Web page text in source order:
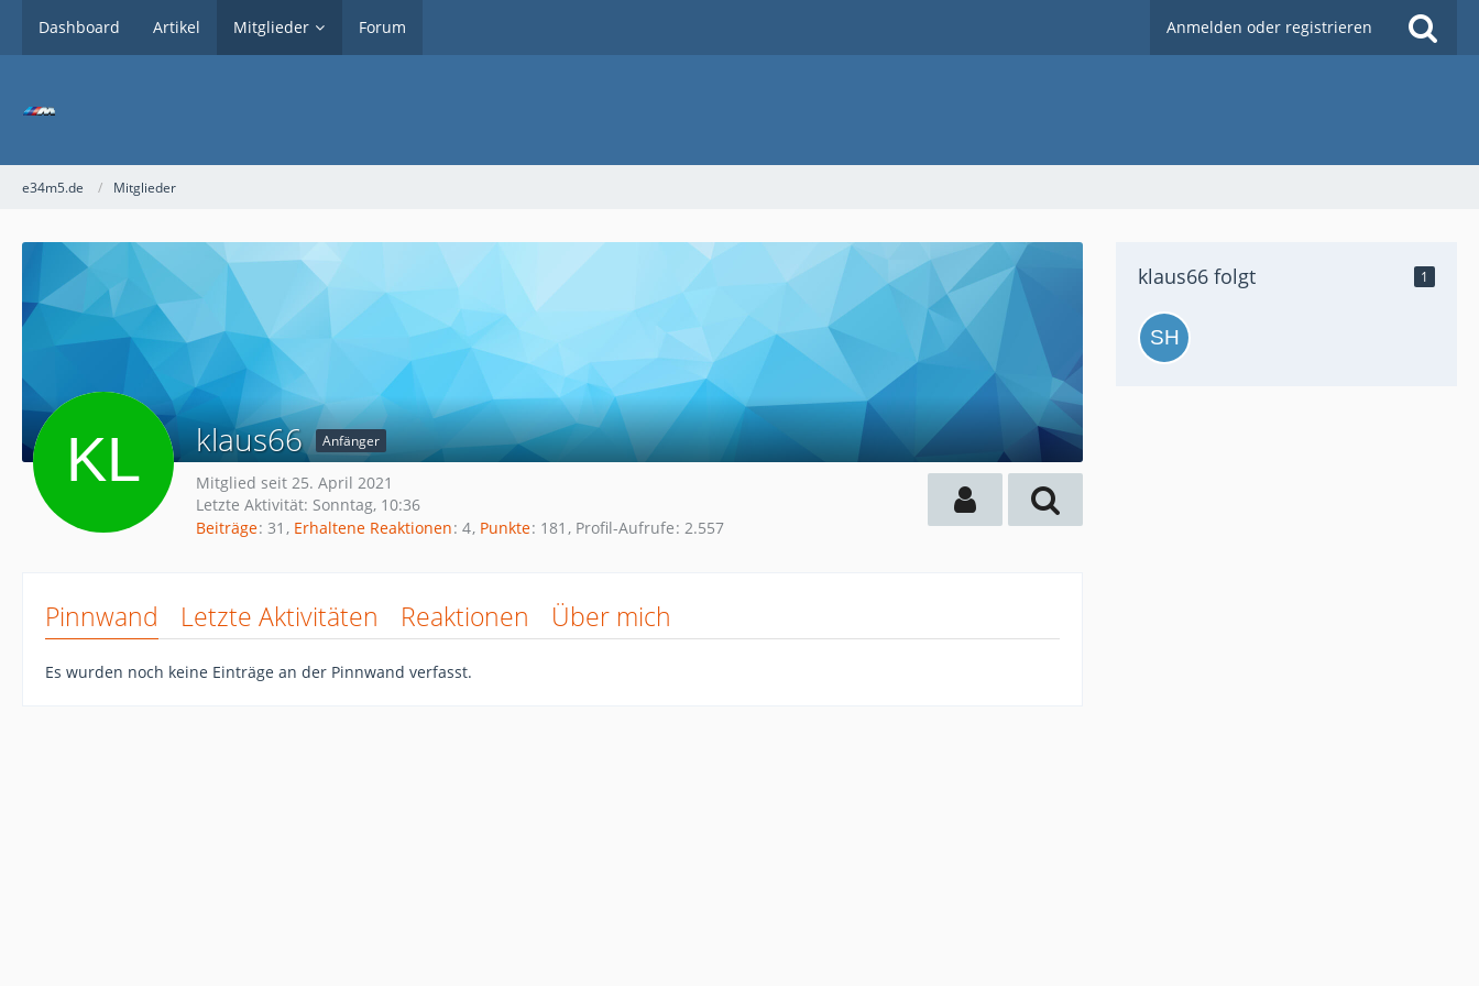
Dashboard Artikel Mitglieder Forum Anmelden oder registrieren
e34m5.de Mitglieder
klaus66 Anfänger
Mitglied seit 25. April 2021
Letzte Aktivität: Sonntag, 10:36
Beiträge 31 Erhaltene Reaktionen 4 Punkte 181 Profil-Aufrufe 2.557
Pinnwand Letzte Aktivitäten Reaktionen Über mich
Es wurden noch keine Einträge an der Pinnwand verfasst.
klaus66 folgt 1